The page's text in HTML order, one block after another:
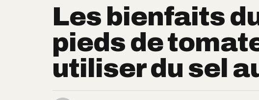
Les bienfaits
pieds de
utiliser du sel